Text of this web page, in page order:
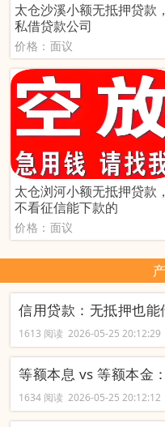
太仓沙溪小额无抵押贷款，
私借贷款公司
价格：面议
太仓浏河小额无抵押贷款，
不看征信能下款的
价格：面议
信用贷款：无抵押也能
1613 阅读 2026-05-25 20:12:29
等额本息 vs 等额本金
1634 阅读 2026-05-25 20:12:12